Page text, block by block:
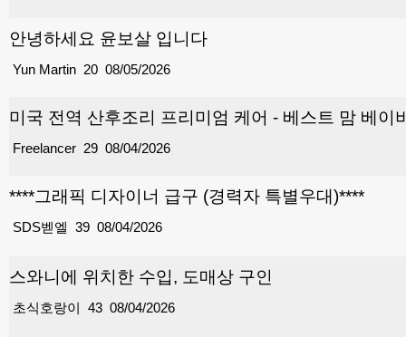
안녕하세요 윤보살 입니다
20
Yun Martin 08/05/2026
미국 전역 산후조리 프리미엄 케어 - 베스트 맘 베이
29
Freelancer 08/04/2026
****그래픽 디자이너 급구 (경력자 특별우대)****
39
SDS벧엘 08/04/2026
스와니에 위치한 수입, 도매상 구인
43
초식호랑이 08/04/2026